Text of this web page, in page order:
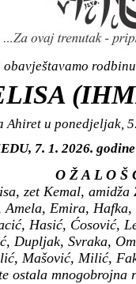
obavještavamo
Ahiret u ponedjeljak,
7. 1. 2026.
O Ž A L O Š
zet Kemal,
Amela, Emira,
Hasić, Ćosović,
Dupljak, Svraka,
Mašović, Milić,
ostala